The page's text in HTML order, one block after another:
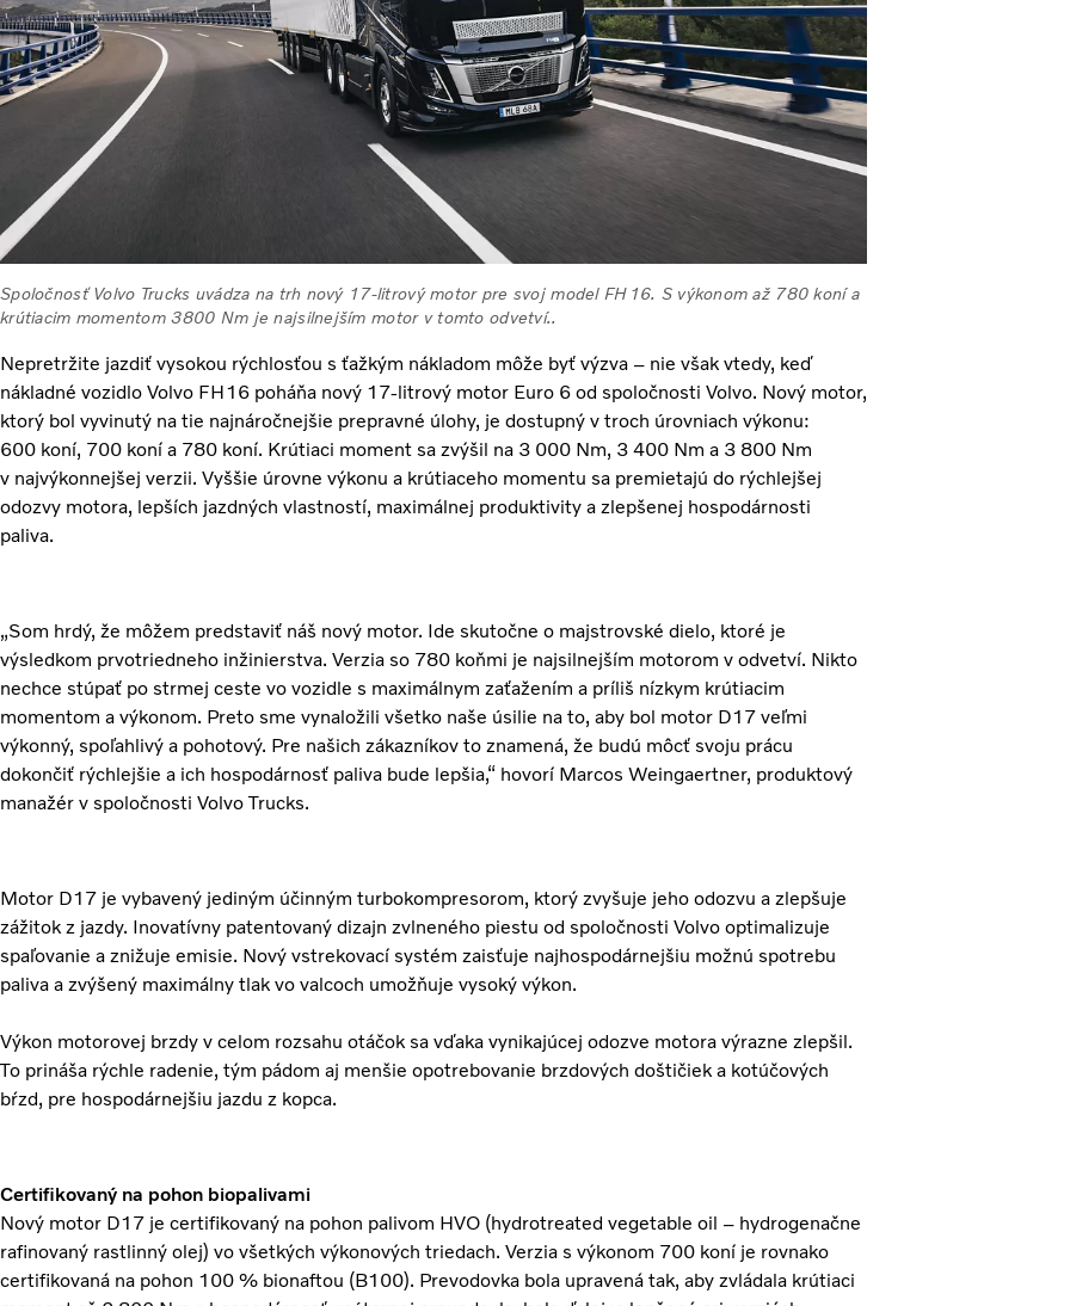
Spoločnosť Volvo Trucks uvádza na trh nový 17-litrový motor pre svoj model FH16. S výkonom až 780 koní a
krútiacim momentom 3800 Nm je najsilnejším motor v tomto odvetví..
Nepretržite jazdiť vysokou rýchlosťou s ťažkým nákladom môže byť výzva – nie však vtedy, keď
nákladné vozidlo Volvo FH16 poháňa nový 17-litrový motor Euro 6 od spoločnosti Volvo. Nový motor,
ktorý bol vyvinutý na tie najnáročnejšie prepravné úlohy, je dostupný v troch úrovniach výkonu:
600 koní, 700 koní a 780 koní. Krútiaci moment sa zvýšil na 3 000 Nm, 3 400 Nm a 3 800 Nm
v najvýkonnejšej verzii. Vyššie úrovne výkonu a krútiaceho momentu sa premietajú do rýchlejšej
odozvy motora, lepších jazdných vlastností, maximálnej produktivity a zlepšenej hospodárnosti
paliva.
„Som hrdý, že môžem predstaviť náš nový motor. Ide skutočne o majstrovské dielo, ktoré je
výsledkom prvotriedneho inžinierstva. Verzia so 780 koňmi je najsilnejším motorom v odvetví. Nikto
nechce stúpať po strmej ceste vo vozidle s maximálnym zaťažením a príliš nízkym krútiacim
momentom a výkonom. Preto sme vynaložili všetko naše úsilie na to, aby bol motor D17 veľmi
výkonný, spoľahlivý a pohotový. Pre našich zákazníkov to znamená, že budú môcť svoju prácu
dokončiť rýchlejšie a ich hospodárnosť paliva bude lepšia,“ hovorí Marcos Weingaertner, produktový
manažér v spoločnosti Volvo Trucks.
Motor D17 je vybavený jediným účinným turbokompresorom, ktorý zvyšuje jeho odozvu a zlepšuje
zážitok z jazdy. Inovatívny patentovaný dizajn zvlneného piestu od spoločnosti Volvo optimalizuje
spaľovanie a znižuje emisie. Nový vstrekovací systém zaisťuje najhospodárnejšiu možnú spotrebu
paliva a zvýšený maximálny tlak vo valcoch umožňuje vysoký výkon.
Výkon motorovej brzdy v celom rozsahu otáčok sa vďaka vynikajúcej odozve motora výrazne zlepšil.
To prináša rýchle radenie, tým pádom aj menšie opotrebovanie brzdových doštičiek a kotúčových
bŕzd, pre hospodárnejšiu jazdu z kopca.
Certifikovaný na pohon biopalivami
Nový motor D17 je certifikovaný na pohon palivom HVO (hydrotreated vegetable oil – hydrogenačne
rafinovaný rastlinný olej) vo všetkých výkonových triedach. Verzia s výkonom 700 koní je rovnako
certifikovaná na pohon 100 % bionaftou (B100). Prevodovka bola upravená tak, aby zvládala krútiaci